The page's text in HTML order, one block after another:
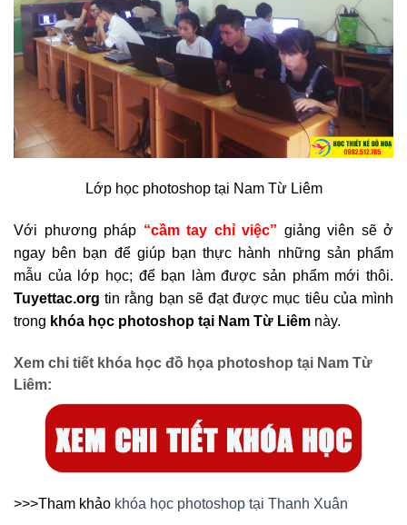
Lớp học photoshop tại Nam Từ Liêm
Với phương pháp “cầm tay chỉ việc” giảng viên sẽ ở
ngay bên bạn để giúp bạn thực hành những sản phẩm
mẫu của lớp học; để bạn làm được sản phẩm mới thôi.
Tuyettac.org tin rằng bạn sẽ đạt được mục tiêu của mình
trong khóa học photoshop tại Nam Từ Liêm này.
Xem chi tiết khóa học đồ họa photoshop tại Nam Từ
Liêm:
>>>Tham khảo khóa học photoshop tại Thanh Xuân